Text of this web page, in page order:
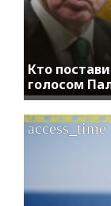
Кто
голосом
access_time